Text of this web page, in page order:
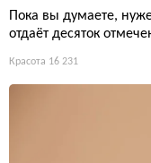
Пока вы думаете,
отдаёт десяток
Красота 16 231